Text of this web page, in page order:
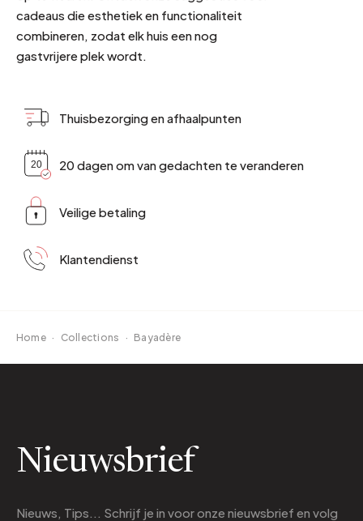
cadeaus die esthetiek en functionaliteit
combineren, zodat elk huis een nog
gastvrijere plek wordt.
Thuisbezorging en afhaalpunten
20 dagen om van gedachten te veranderen
Veilige betaling
Klantendienst
Home · Collections · Bayadère
Nieuwsbrief
Nieuws, Tips... Schrijf je in voor onze nieuwsbrief en volg